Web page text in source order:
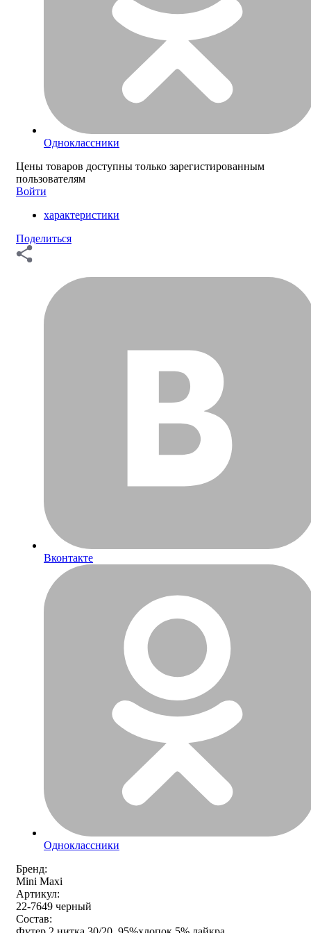
Одноклассники
Цены товаров доступны только зарегистированным
пользователям
Войти
характеристики
Поделиться
Вконтакте
Одноклассники
Бренд:
Mini Maxi
Артикул:
22-7649 черный
Состав: